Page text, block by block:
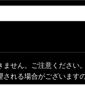
せん。ご注意ください。
れる場合がございます